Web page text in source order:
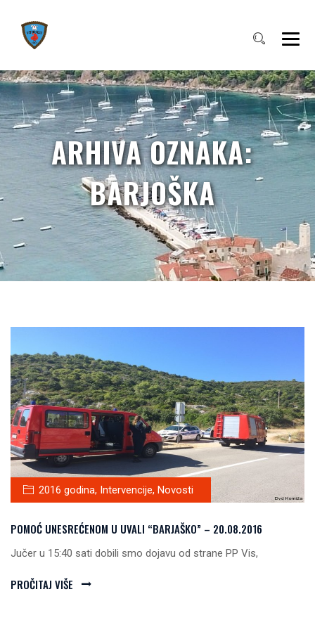
ARHIVA OZNAKA:
BARJOŠKA
2016 godina, Intervencije, Novosti
POMOĆ UNESREĆENOM U UVALI “BARJAŠKO” – 20.08.2016
Jučer u 15:40 sati dobili smo dojavu od strane PP Vis,
PROČITAJ VIŠE